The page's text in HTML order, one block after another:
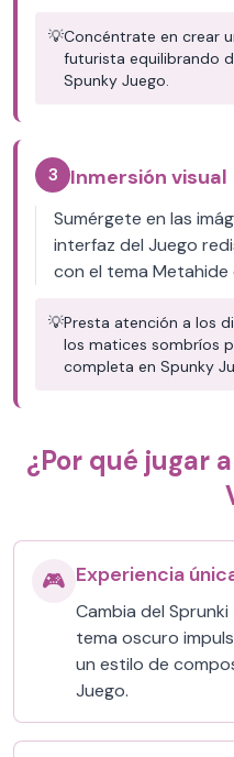
💡Concéntrate en crear
futurista equilibrando
Spunky Juego.
3 Inmersión visual
Sumérgete en las
interfaz del Juego
con el tema Metahide
💡Presta atención a los
los matices sombríos
completa en Spunky
¿Por qué jugar
🎮 Experiencia
Cambia del
tema oscuro
un estilo de
Juego.